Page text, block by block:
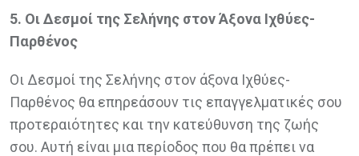
5. Οι Δεσμοί της Σελήνης στον Άξονα Ιχθύες-
Παρθένος
Οι Δεσμοί της Σελήνης στον άξονα Ιχθύες-
Παρθένος θα επηρεάσουν τις επαγγελματικές σου
προτεραιότητες και την κατεύθυνση της ζωής
σου. Αυτή είναι μια περίοδος που θα πρέπει να